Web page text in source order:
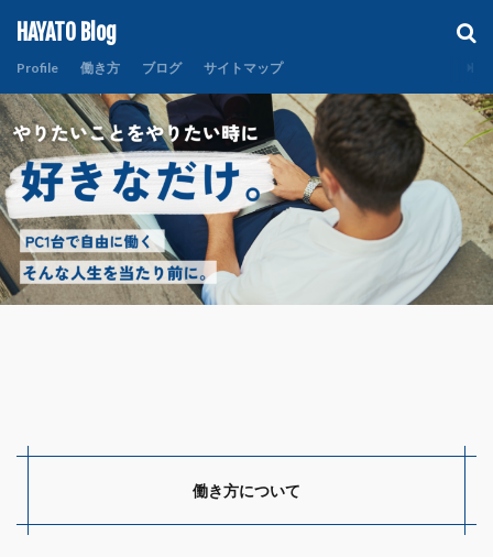
HAYATO Blog
Profile 働き方 ブログ サイトマップ
働き方について